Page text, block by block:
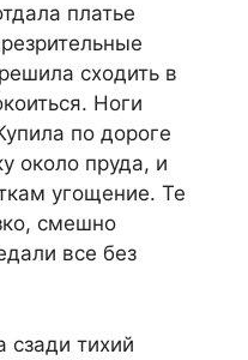
платье
сходить в
Ноги
по дороге
около пруда, и
угощение. Те
смешно
все без
сзади тихий